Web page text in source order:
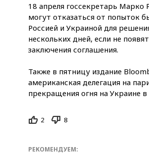
18 апреля госсекретарь Марко
могут отказаться от попыток
Россией и Украиной для
нескольких дней, если не
заключения соглашения.
Также в пятницу издание
американская делегация на
прекращения огня на Украине
2 8
РЕКОМЕНДУЕМ: